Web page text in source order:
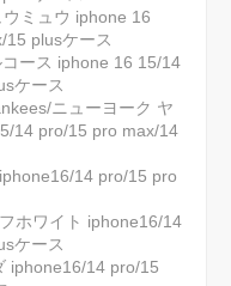
ミュウ iphone 16
plusケース
ース iphone 16 15/14
ケース
ニューヨーク ヤ
14 pro/15 pro max/14
14 pro/15 pro
ホワイト iphone16/14
ケース
iphone16/14 pro/15